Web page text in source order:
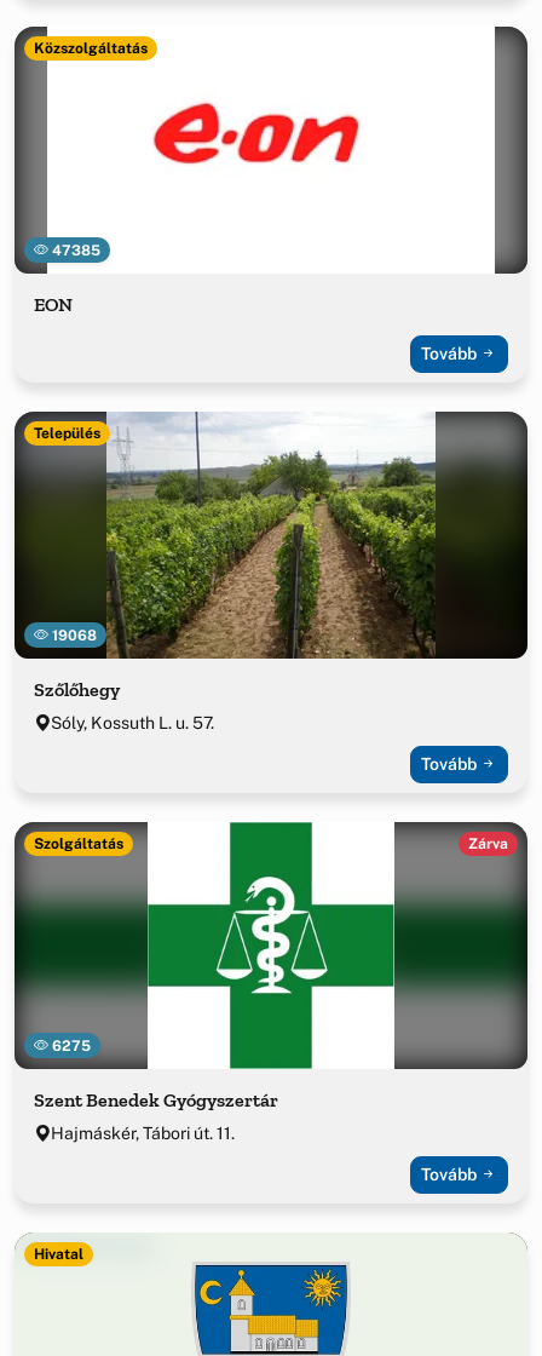
47385
Közszolgáltatás
EON
Tovább
19068
Település
Szőlőhegy
Sóly, Kossuth L. u. 57.
Tovább
6275
Szolgáltatás Zárva
Szent Benedek Gyógyszertár
Hajmáskér, Tábori út. 11.
Tovább
Hivatal